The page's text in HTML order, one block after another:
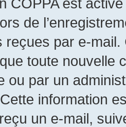
de
reçues par e-
toute nouvelle
ou par un
information
un e-mail,